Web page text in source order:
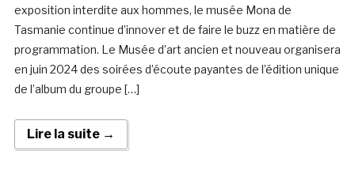
exposition interdite aux hommes, le musée Mona de
Tasmanie continue d’innover et de faire le buzz en matière de
programmation. Le Musée d’art ancien et nouveau organisera
en juin 2024 des soirées d’écoute payantes de l’édition unique
de l’album du groupe […]
Lire la suite →